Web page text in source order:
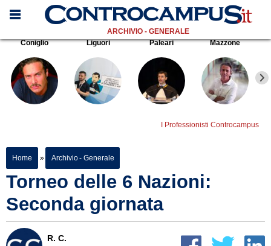
ARCHIVIO - GENERALE
Coniglio
Liguori Paleari Mazzone
I Professionisti Controcampus
Home » Archivio - Generale
Torneo delle 6 Nazioni:
Seconda giornata
R. C.